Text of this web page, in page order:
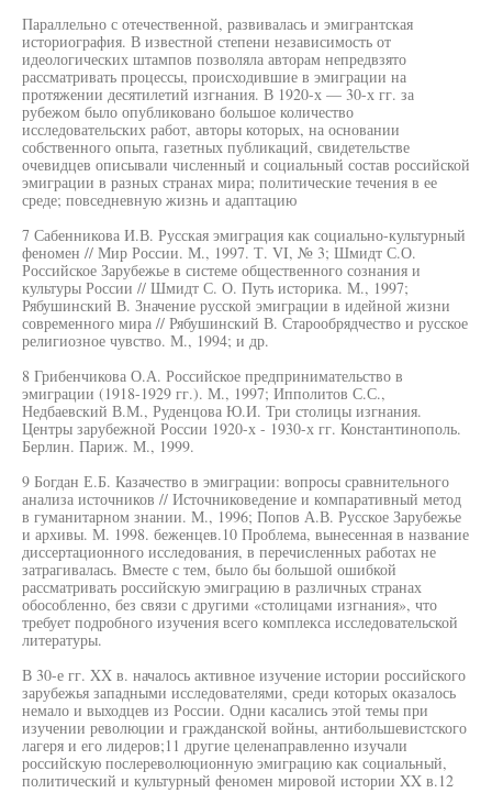
Параллельно с отечественной, развивалась и эмигрантская
историография. В известной степени независимость от
идеологических штампов позволяла авторам непредвзято
рассматривать процессы, происходившие в эмиграции на
протяжении десятилетий изгнания. В 1920-х — 30-х гг. за
рубежом было опубликовано большое количество
исследовательских работ, авторы которых, на основании
собственного опыта, газетных публикаций, свидетельстве
очевидцев описывали численный и социальный состав российской
эмиграции в разных странах мира; политические течения в ее
среде; повседневную жизнь и адаптацию
7 Сабенникова И.В. Русская эмиграция как социально-культурный
феномен // Мир России. М., 1997. Т. VI, № 3; Шмидт С.О.
Российское Зарубежье в системе общественного сознания и
культуры России // Шмидт С. О. Путь историка. М., 1997;
Рябушинский В. Значение русской эмиграции в идейной жизни
современного мира // Рябушинский В. Старообрядчество и русское
религиозное чувство. М., 1994; и др.
8 Грибенчикова О.А. Российское предпринимательство в
эмиграции (1918-1929 гг.). М., 1997; Ипполитов С.С.,
Недбаевский В.М., Руденцова Ю.И. Три столицы изгнания.
Центры зарубежной России 1920-х - 1930-х гг. Константинополь.
Берлин. Париж. М., 1999.
9 Богдан Е.Б. Казачество в эмиграции: вопросы сравнительного
анализа источников // Источниковедение и компаративный метод
в гуманитарном знании. М., 1996; Попов А.В. Русское Зарубежье
и архивы. М. 1998. беженцев.10 Проблема, вынесенная в название
диссертационного исследования, в перечисленных работах не
затрагивалась. Вместе с тем, было бы большой ошибкой
рассматривать российскую эмиграцию в различных странах
обособленно, без связи с другими «столицами изгнания», что
требует подробного изучения всего комплекса исследовательской
литературы.
В 30-е гг. XX в. началось активное изучение истории российского
зарубежья западными исследователями, среди которых оказалось
немало и выходцев из России. Одни касались этой темы при
изучении революции и гражданской войны, антибольшевистского
лагеря и его лидеров;11 другие целенаправленно изучали
российскую послереволюционную эмиграцию как социальный,
политический и культурный феномен мировой истории XX в.12